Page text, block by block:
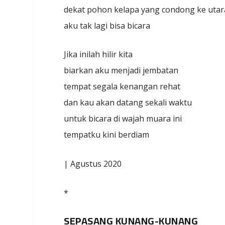
dekat pohon kelapa yang condong ke
aku tak lagi bisa bicara
Jika inilah hilir kita
biarkan aku menjadi jembatan
tempat segala kenangan rehat
dan kau akan datang sekali waktu
untuk bicara di wajah muara ini
tempatku kini berdiam
| Agustus 2020
*
SEPASANG KUNANG-KUNANG